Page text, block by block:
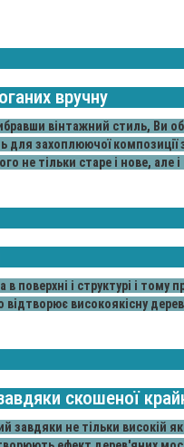
вручну
вінтажний стиль, Ви
захоплюючої композиції
не тільки старе і нове, але
поверхні і структурі і
високоякісну
скошеної
завдяки не тільки високій